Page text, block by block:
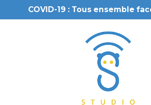
COVID-19 : Tous ensemble